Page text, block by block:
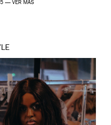
— VER MÁS